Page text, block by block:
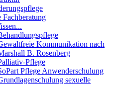
Fachberatung
Kommunikation nach
B. Rosenberg
Pflege
Pflege Anwenderschulung
sexuelle